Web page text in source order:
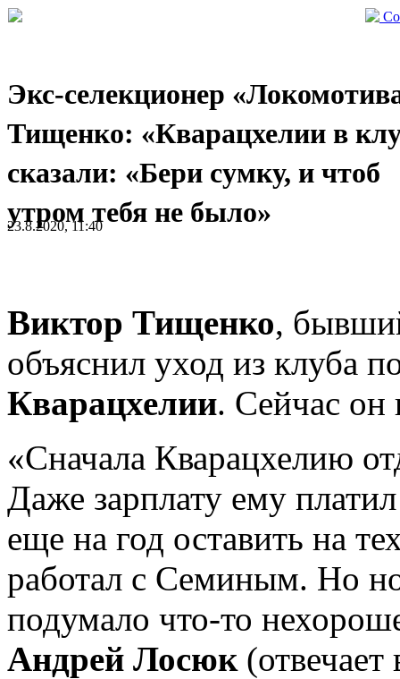
Экс-селекционер
Тищенко: «Кварацхелии в
сказали: «Бери сумку, и чтоб
утром тебя не было»
23.8.2020, 11:40
Виктор Тищенко,
объяснил уход из клуба
Кварацхелии. Сейчас он
«Сначала Кварацхелию
Даже зарплату ему
ещe на год оставить на
работал с Сeминым. Но
подумало что-то
Андрей Лосюк(отвечает